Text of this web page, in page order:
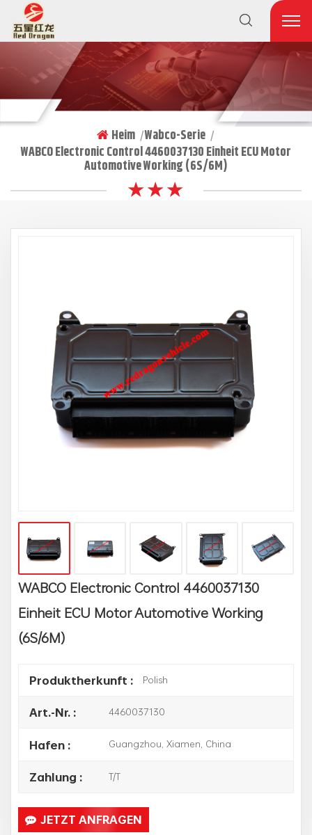
Heim | Wabco-Serie |
WABCO Electronic Control 4460037130 Einheit ECU Motor
Automotive Working (6S/6M)
★ ★ ★
WABCO Electronic Control 4460037130
Einheit ECU Motor Automotive Working
(6S/6M)
Produktherkunft : Polish
Art.-Nr. : 4460037130
Hafen : Guangzhou, Xiamen, China
Zahlung : T/T
JETZT ANFRAGEN